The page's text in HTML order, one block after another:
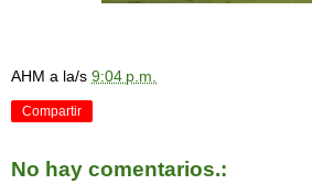
AHM a la/s 9:04 p.m.
Compartir
No hay comentarios.: